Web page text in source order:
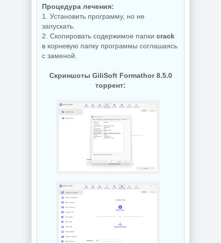
5.3.3 by 7997
Управление
18.2.3.42
Захват снимков с
NEW
Windows 11 Pro
Процедура лечения:
1. Установить программу, но не
запускать.
2. Скопировать содержимое папки crack
в корневую папку программы соглашаясь
с заменой.
Скриншоты GiliSoft Formathor 8.5.0
торрент: